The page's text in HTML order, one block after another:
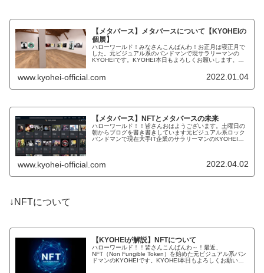
【メタバース】メタバースについて【KYOHEIの
個展】
ハローワールド！みなさんこんばんわ！お正月は寝正月で
した。元ビジュアル系のバンドマンで現サラリーマンの
KYOHEIです。KYOHEI本日もよろしくお願いします。本
www.kyohei-official.com 2022.01.04
【メタバース】NFTとメタバースの未来
ハローワールド！！皆さんおはようございます。土曜日の
朝からブログを書き書きしています元ビジュアル系ロック
バンドマンで現在大手IT企業のサラリーマンのKYOHEIで
www.kyohei-official.com 2022.04.02
↓NFTについて
【KYOHEIが解説】NFTについて
ハローワールド！！皆さんこんばんわ～！最近、
NFT（Non Fungible Token）を始めた元ビジュアル系バン
ドマンのKYOHEIです。KYOHEI本日もよろしくお願いし